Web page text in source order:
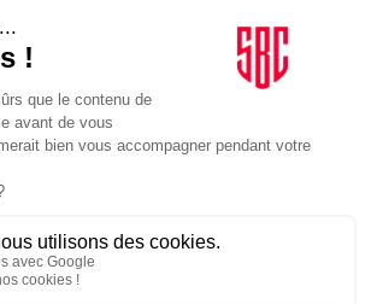
INFLUENCIA
JE DÉCOUVRE LE GROUPE